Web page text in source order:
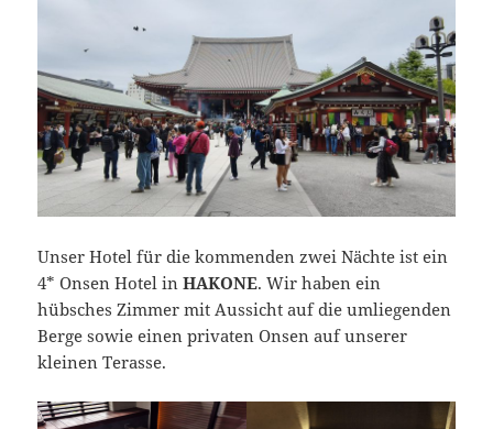
Unser Hotel für die kommenden zwei Nächte ist ein
4* Onsen Hotel inHAKONE. Wir haben ein
hübsches Zimmer mit Aussicht auf die umliegenden
Berge sowie einen privaten Onsen auf unserer
kleinen Terasse.